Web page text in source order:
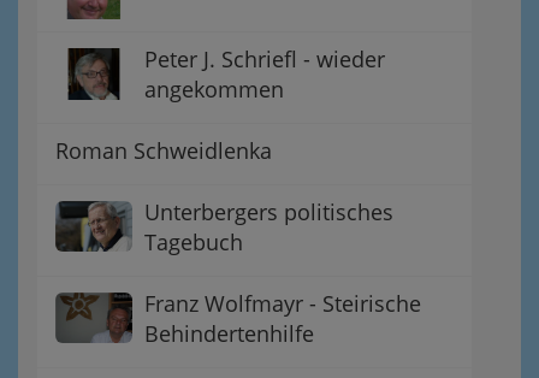
Peter J. Schriefl - wieder
angekommen
Roman Schweidlenka
Unterbergers politisches
Tagebuch
Franz Wolfmayr - Steirische
Behindertenhilfe